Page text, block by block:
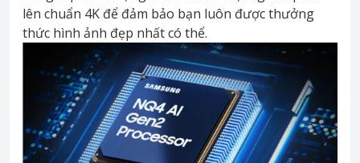
lên chuẩn 4K để đảm bảo bạn luôn được thưởng
thức hình ảnh đẹp nhất có thể.